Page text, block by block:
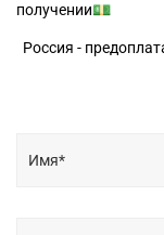
получении💵
Россия -